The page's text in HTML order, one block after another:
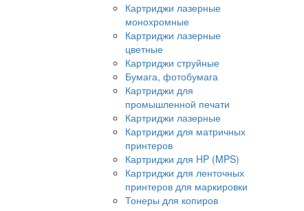
Картриджи лазерные
монохромные
Картриджи лазерные
цветные
Картриджи струйные
Бумага, фотобумага
Картриджи для
промышленной печати
Картриджи лазерные
Картриджи для матричных
принтеров
Картриджи для HP (MPS)
Картриджи для ленточных
принтеров для маркировки
Тонеры для копиров